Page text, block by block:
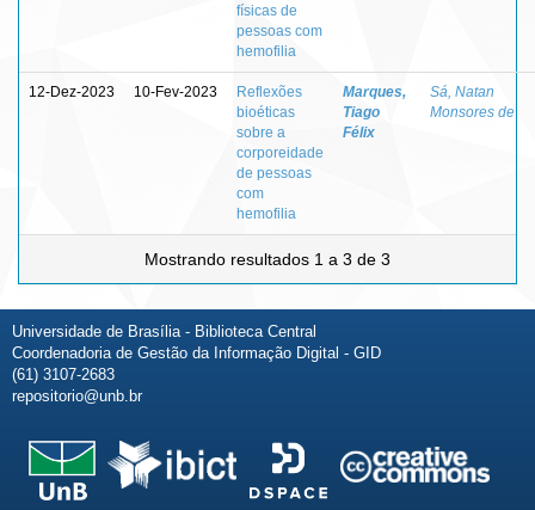
físicas de
pessoas com
hemofilia
12-Dez-2023 10-Fev-2023
Reflexões
bioéticas
sobre a
corporeidade
de pessoas
com
hemofilia
Marques,
Tiago
Félix
Sá, Natan
Monsores de
Mostrando resultados 1 a 3 de 3
Universidade de Brasília - Biblioteca Central
Coordenadoria de Gestão da Informação Digital - GID
(61) 3107-2683
repositorio@unb.br